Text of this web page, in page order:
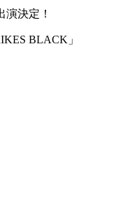
演決定！
BLACK」